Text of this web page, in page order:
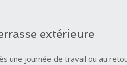
extérieure
une journée de travail ou au